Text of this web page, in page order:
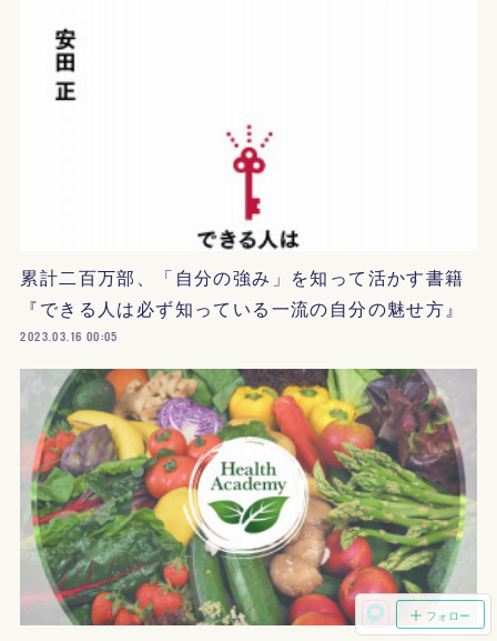
累計二百万部、「自分の強み」を知って活かす書籍
『できる人は必ず知っている一流の自分の魅せ方』
2023.03.16 00:05
フォロー